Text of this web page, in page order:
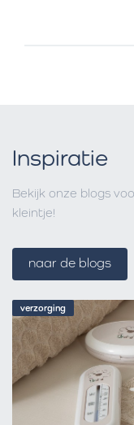
verzorging
Inspiratie
Bekijk onze blogs
kleintje!
naar de blogs